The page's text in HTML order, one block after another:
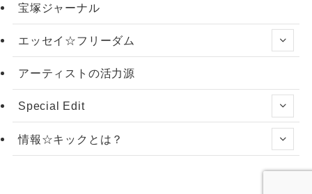
宝塚ジャーナル
エッセイ☆フリーダム
アーティストの活力源
Special Edit
情報☆キックとは？